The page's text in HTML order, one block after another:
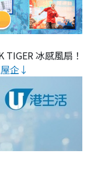
TIGER 冰感風扇！
企↓